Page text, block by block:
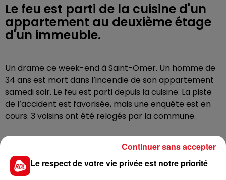
Le feu est parti de la cuisine d'un
appartement au deuxième étage
d'un immeuble.
Un drame ce week-end à Saint-Omer. Un homme de
34 ans est mort dans l’incendie de son appartement
samedi soir. Le feu est parti depuis la cuisine. La piste
de l’accident est favorisée, mais une enquête est en
cours. 3 voisins ont été relogés par la commune.
FIL D'ACTUS
Le respect de votre vie privée est notre priorité
Continuer sans accepter